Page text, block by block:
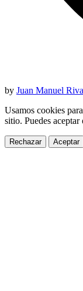
by Juan Manuel
Usamos cookies
sitio. Puedes
Rechazar Aceptar